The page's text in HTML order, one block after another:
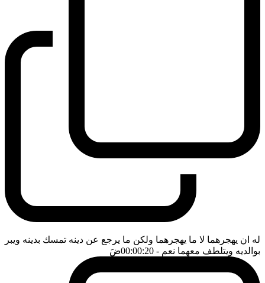
له ان يهجرهما لا ما يهجرهما ولكن ما يرجع عن دينه تمسك بدينه ويبر
بوالديه ويتلطف معهما نعم - 00:00:20 ضَ